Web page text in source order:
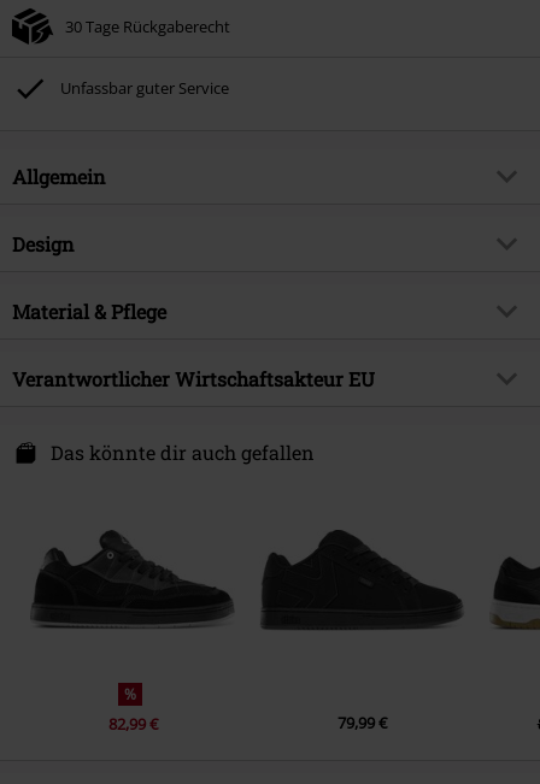
30 Tage Rückgaberecht
Unfassbar guter Service
Allgemein
Artikelnummer:
Brand
Erscheinungsdatum
31.10.2025
Design
Produkt-Typ
Muster
Uni
Schuhspitze
Rund
Material & Pflege
Obermaterial
Sonstiges Material
Futter & Decksohle
Textil, Sonstiges Material
Verantwortlicher Wirtschaftsakteur EU
Johan van Hasseltweg 8b
Das könnte dir auch gefallen
%
82,99 € 79,99 €